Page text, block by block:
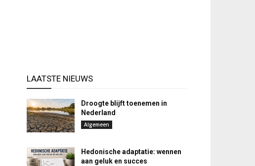
LAATSTE NIEUWS
Droogte blijft toenemen in
Nederland
Algemeen
Hedonische adaptatie: wennen
aan geluk en succes